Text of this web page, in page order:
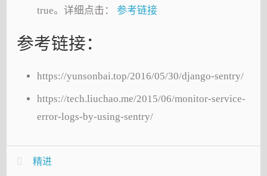
true。详细点击： 参考链接
参考链接：
https://yunsonbai.top/2016/05/30/django-sentry/
https://tech.liuchao.me/2015/06/monitor-service-
error-logs-by-using-sentry/
精进